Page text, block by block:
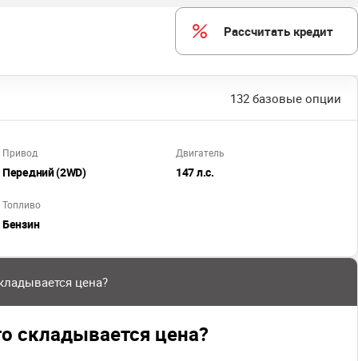
Рассчитать кредит
132 базовые опции
Привод
Передний (2WD)
Двигатель
147 л.с.
Топливо
Бензин
цена?
складывается цена?